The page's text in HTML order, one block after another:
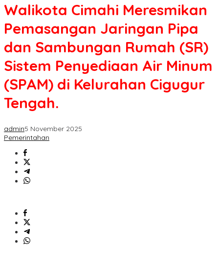
Walikota Cimahi Meresmikan
Pemasangan Jaringan Pipa
dan Sambungan Rumah (SR)
Sistem Penyediaan Air Minum
(SPAM) di Kelurahan Cigugur
Tengah.
admin5 November 2025
Pemerintahan